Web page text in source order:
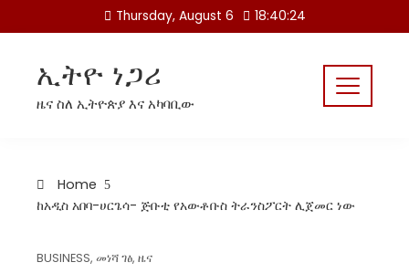
to
Thursday, August 6 18:40:24
ኢትዮ ነጋሪ
ዜና ስለ ኢትዮጵያ እና አካባቢው
Home
ከአዲስ አበባ-ሀርጌሳ- ጅቡቲ የአውቶቡስ ትራንስፖርት ሊጀመር ነው
BUSINESS, መነሻ ገፅ, ዜና